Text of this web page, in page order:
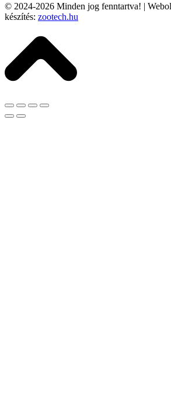
© 2024-2026 Minden jog fenntartva! |
készítés: zootech.hu